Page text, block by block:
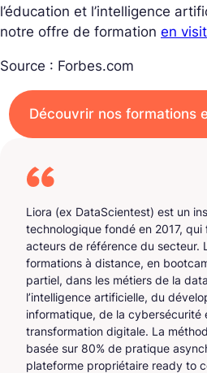
l’éducation et l’intelligence
notre offre de formation en
Source : Forbes.com
Découvrir nos formations
Liora (ex DataScientest) est un
technologique fondé en 2017, qui
acteurs de référence du secteur.
formations à distance, en
partiel, dans les métiers de la
l’intelligence artificielle, du
informatique, de la cybersécurité
transformation digitale. La
basée sur 80% de pratique
plateforme propriétaire ready to